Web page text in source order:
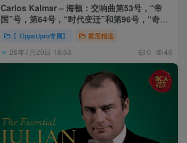
Carlos Kalmar – 海顿：交响曲第53号，“帝
国”号，第64号，“时代变迁”和第96号，“奇迹”
号 (俄勒冈交响乐团，卡尔玛)
〖OppsUpro专属〗 索尼精选
26年7月20日 18:53 0 46